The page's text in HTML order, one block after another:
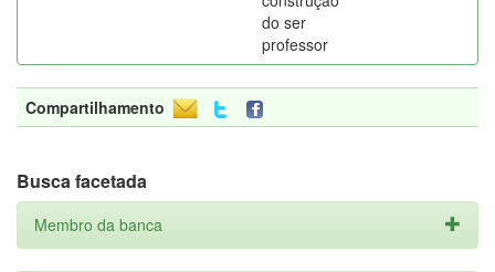
do ser
professor
Compartilhamento
Busca facetada
Membro da banca